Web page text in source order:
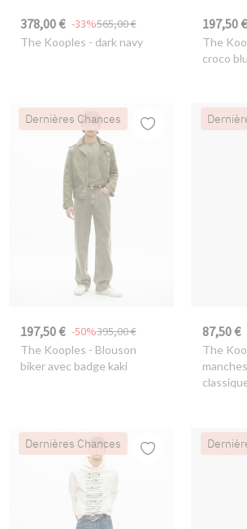
378,00 € 565,00 €
-33%
The Kooples - dark navy
197,50 €
The
croco
Dernières Chances
197,50 € 395,00 €
-50%
The Kooples - Blouson
biker avec badge kaki
87,50 €
The
Dernières Chances